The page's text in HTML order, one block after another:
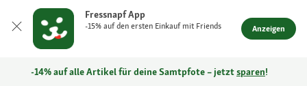
Fressnapf App
-15% auf den ersten Einkauf mit Friends Anzeigen
-14% auf alle Artikel für deine Samtpfote – jetztsparen!